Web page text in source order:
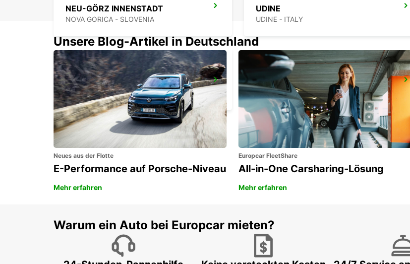
NEU-GÖRZ INNENSTADT
NOVA GORICA - SLOVENIA
UDINE
UDINE - ITALY
CELJE
CELJE - SLOVENIA
KOPER DOWNTOWN
KOPER - SLOVENIA
Unsere Blog-Artikel in Deutschland
Neues aus der Flotte
E-Performance auf Porsche-Niveau
Mehr erfahren
Europcar FleetShare
All-in-One Carsharing-Lösung
Mehr erfahren
Warum ein Auto bei Europcar mieten?